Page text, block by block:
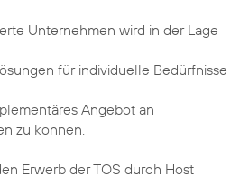
Unternehmen wird in der Lage
für individuelle Bedürfnisse
Angebot an
zu können.
Erwerb der TOS durch Host